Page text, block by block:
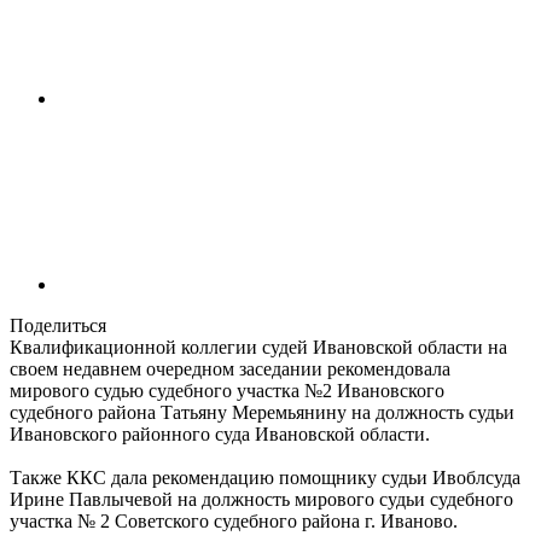
Поделиться
Квалификационной коллегии судей Ивановской области на
своем недавнем очередном заседании рекомендовала
мирового судью судебного участка №2 Ивановского
судебного района Татьяну Меремьянину на должность судьи
Ивановского районного суда Ивановской области.
Также ККС дала рекомендацию помощнику судьи Ивоблсуда
Ирине Павлычевой на должность мирового судьи судебного
участка № 2 Советского судебного района г. Иваново.